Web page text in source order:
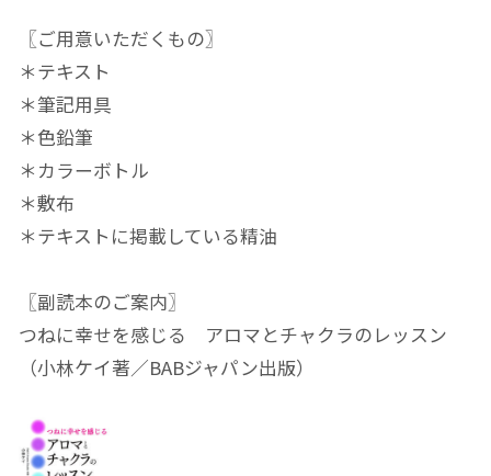
〖ご用意いただくもの〗
＊テキスト
＊筆記用具
＊色鉛筆
＊カラーボトル
＊敷布
＊テキストに掲載している精油
〖副読本のご案内〗
つねに幸せを感じる アロマとチャクラのレッスン
（小林ケイ著／BABジャパン出版）